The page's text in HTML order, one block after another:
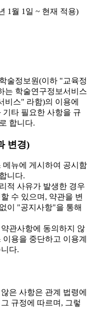
1월 1일 ~ 현재 적용)
술정보원(이하 "교육정
는 학술연구정보서비스
비스" 라함)의 이용에
기타 필요한 사항을 규
합니다.
변경)
뉴에 게시하여 공시함
니다.
적 사유가 발생한 경우
수 있으며, 약관을 변
이 "공지사항"을 통해
관사항에 동의하지 않
용을 중단하고 이용계
다.
은 사항은 관계 법령에
규정에 따르며, 그렇